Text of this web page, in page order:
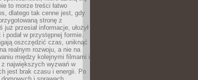
to morze treści łatwo
dlatego tak cenne jest, gdy
stronę z
już przesiał informacje, ułożył
i podał w przystępnej formie.
oszczędzić czas, uniknąć
realnym rozwoju, a nie na
między kolejnymi filmami i
z największych wyzwań w
jest brak czasu i energii. Po